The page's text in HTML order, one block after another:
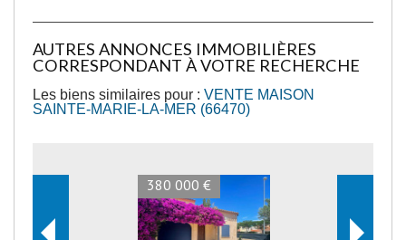
AUTRES ANNONCES IMMOBILIÈRES
CORRESPONDANT À VOTRE RECHERCHE
Les biens similaires pour : VENTE MAISON
SAINTE-MARIE-LA-MER (66470)
380 000 €